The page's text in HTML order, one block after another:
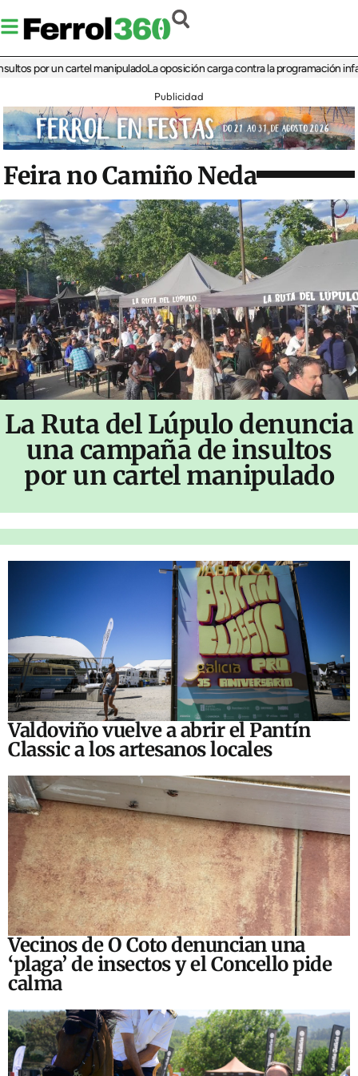
un cartel manipuladoLa oposición carga contra la programación infantil de
Publicidad
Feira no Camiño Neda
La Ruta del Lúpulo denuncia
una campaña de insultos
por un cartel manipulado
Valdoviño vuelve a abrir el Pantín
Classic a los artesanos locales
Vecinos de O Coto denuncian una
‘plaga’ de insectos y el Concello pide
calma